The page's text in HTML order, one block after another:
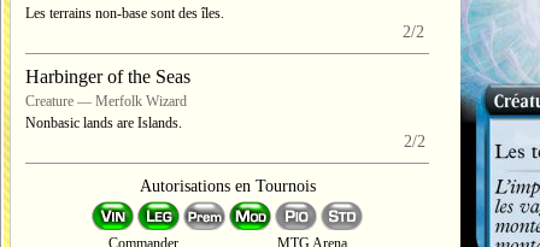
Les terrains non-base sont des îles.
2/2
Harbinger of the Seas
Creature — Merfolk Wizard
Nonbasic lands are Islands.
2/2
Autorisations en Tournois
Commander MTG Arena